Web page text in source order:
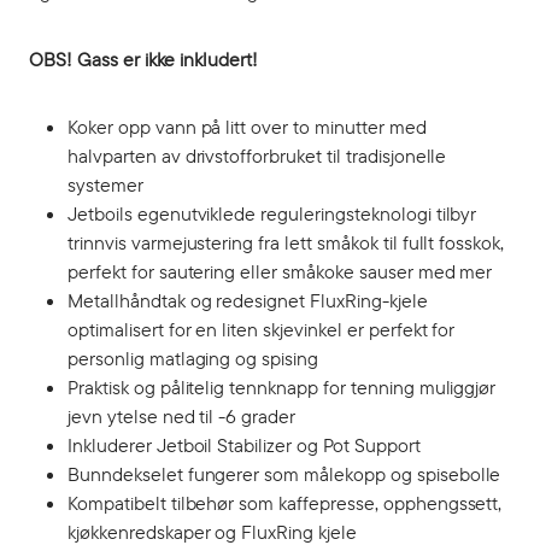
OBS! Gass er ikke inkludert!
Koker opp vann på litt over to minutter med
halvparten av drivstofforbruket til tradisjonelle
systemer
Jetboils egenutviklede reguleringsteknologi tilbyr
trinnvis varmejustering fra lett småkok til fullt fosskok,
perfekt for sautering eller småkoke sauser med mer
Metallhåndtak og redesignet FluxRing-kjele
optimalisert for en liten skjevinkel er perfekt for
personlig matlaging og spising
Praktisk og pålitelig tennknapp for tenning muliggjør
jevn ytelse ned til -6 grader
Inkluderer Jetboil Stabilizer og Pot Support
Bunndekselet fungerer som målekopp og spisebolle
Kompatibelt tilbehør som kaffepresse, opphengssett,
kjøkkenredskaper og FluxRing kjele